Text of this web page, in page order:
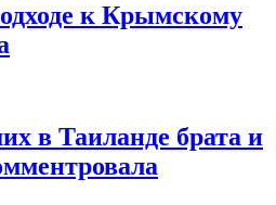
к Крымскому
в Таиланде брата и